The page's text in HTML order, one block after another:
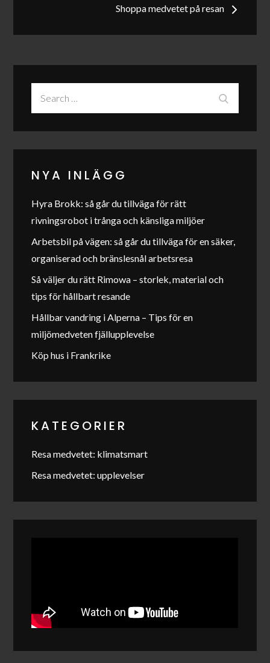
Shoppa medvetet på resan
NYA INLÄGG
Hyra Brokk: så går du tillväga för rätt
rivningsrobot i trånga och känsliga miljöer
Arbetsbil på vägen: så går du tillväga för en säker,
organiserad och bränslesnål arbetsresa
Så väljer du rätt Rimowa – storlek, material och
tips för hållbart resande
Hållbar vandring i Alperna – Tips för en
miljömedveten fjällupplevelse
Köp hus i Frankrike
KATEGORIER
Resa medvetet: klimatsmart
Resa medvetet: upplevelser